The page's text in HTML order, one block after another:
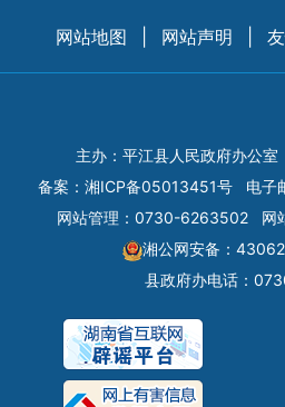
网站地图 网站声明
主办：平江县人民政府办公室
备案： 湘ICP备05013451号 电子
网站管理：0730-6263502
网
湘公网安备：
县政府办电话：